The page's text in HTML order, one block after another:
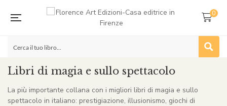
0
Libri di magia e sullo spettacolo
La più importante collana con i migliori libri di magia e sullo
spettacolo in italiano: prestigiazione, illusionismo, giochi di